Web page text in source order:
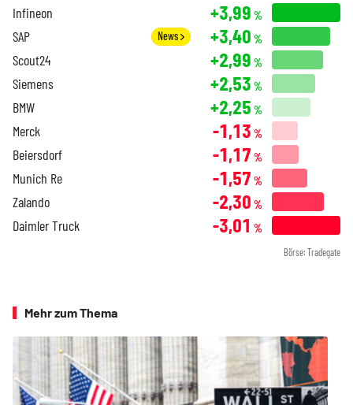
Infineon +3,99 %
SAP News +3,40 %
Scout24 +2,99 %
Siemens +2,53 %
BMW +2,25 %
Merck -1,13 %
Beiersdorf -1,17 %
Munich Re -1,57 %
Zalando -2,30 %
Daimler Truck -3,01 %
Börse: Tradegate
Mehr zum Thema